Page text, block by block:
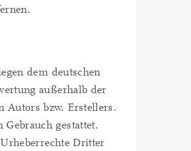
dem deutschen
außerhalb der
Autors bzw. Erstellers.
gestattet.
Dritter